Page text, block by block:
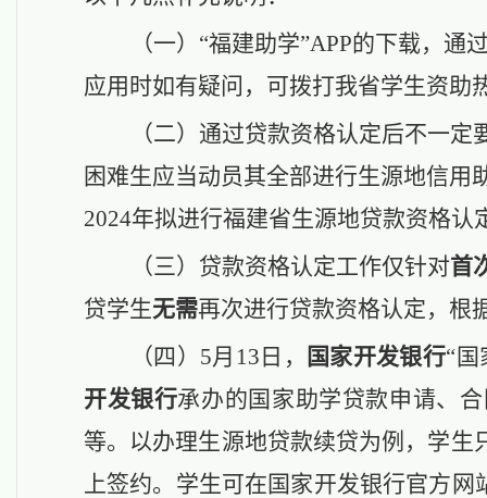
（一） “福建助学”APP的下载，通
应用时如有疑问，可拨打我省学生资助
（二） 通过贷款资格认定后不一定
困难生应当动员其全部进行生源地信用
2024年拟进行福建省生源地贷款资格认
（三） 贷款资格认定工作仅针对首
贷学生无需再次进行贷款资格认定， 根
（四） 5月13日， 国家开发银行“
开发银行承办的国家助学贷款申请、
等。以办理生源地贷款续贷为例，学
上签约。学生可在国家开发银行官方